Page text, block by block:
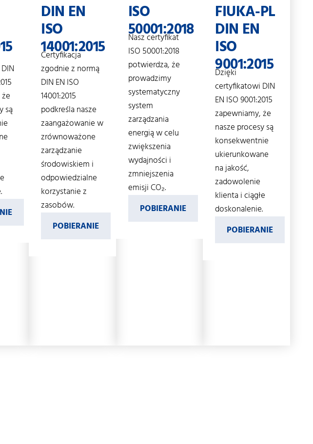
są
DIN EN
ISO
14001:2015
Certyfikacja
zgodnie z normą
DIN EN ISO
14001:2015
podkreśla nasze
zaangażowanie w
zrównoważone
zarządzanie
środowiskiem i
odpowiedzialne
korzystanie z
zasobów.
POBIERANIE
ISO
50001:2018
Nasz certyfikat
ISO 50001:2018
potwierdza, że
prowadzimy
systematyczny
system
zarządzania
energią w celu
zwiększenia
wydajności i
zmniejszenia
emisji CO₂.
POBIERANIE
FIUKA-PL
DIN EN
ISO
9001:2015
Dzięki
certyfikatowi DIN
EN ISO 9001:2015
zapewniamy, że
nasze procesy są
konsekwentnie
ukierunkowane
na jakość,
zadowolenie
klienta i ciągłe
doskonalenie.
POBIERANIE